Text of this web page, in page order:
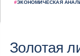
#ЭКОНОМИЧЕСКАЯ
Золотая